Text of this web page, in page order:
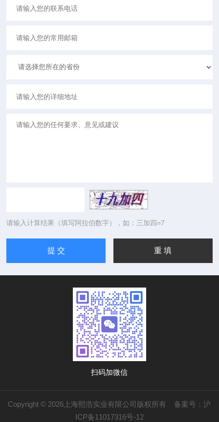
请输入计算结果（填写阿拉伯数字），如：三加四=7
扫码加微信
Copyright © 2026上海熙浩实业有限公司版权所有 备案号：沪
ICP备11017316号-12